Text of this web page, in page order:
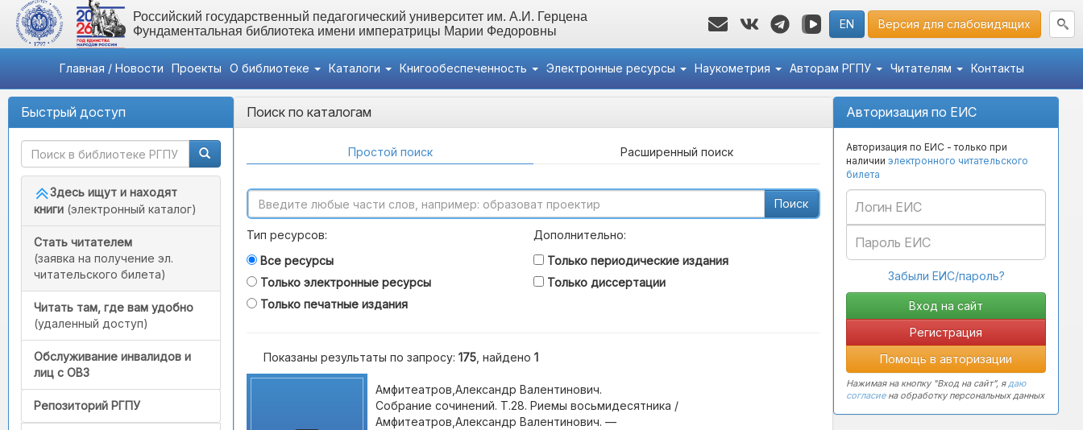
Российский государственный педагогический университет им. А.И. Герцена
Фундаментальная библиотека имени императрицы Марии Федоровны
EN Версия для слабовидящих
Главная / Новости Проекты О библиотеке Каталоги Книгообеспеченность Электронные ресурсы Наукометрия Авторам РГПУ Читателям Контакты
Быстрый доступ
Здесь ищут и находят
книги (электронный каталог)
Стать читателем
(заявка на получение эл.
читательского билета)
Читать там, где вам удобно
(удаленный доступ)
Обслуживание инвалидов и
лиц с ОВЗ
Репозиторий РГПУ
Авторизация по ЕИС
Авторизация по ЕИС - только при
наличии электронного читательского
билета
Забыли ЕИС/пароль?
Регистрация
Помощь в авторизации
Нажимая на кнопку "Вход на сайт", ядаю
согласиена обработку персональных данных
Поиск по каталогам
Простой поиск Расширенный поиск
Поиск
Тип ресурсов:
Все ресурсы
Только электронные ресурсы
Только печатные издания
Дополнительно:
Только периодические издания
Только диссертации
Показаны результаты по запросу: 175 , найдено 1
Амфитеатров,Александр Валентинович.
Собрание сочинений. Т.28. Риемы восьмидесятника /
Амфитеатров,Александр Валентинович. —